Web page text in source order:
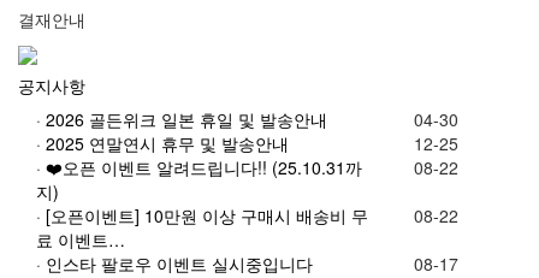
결재안내
공지사항
· 2026 골든위크 일본 휴일 및 발송안내
04-30
· 2025 연말연시 휴무 및 발송안내
12-25
· ❤️오픈 이벤트 알려드립니다!! (25.10.31까
지)
08-22
· [오픈이벤트] 10만원 이상 구매시 배송비 무
료 이벤트…
08-22
· 인스타 팔로우 이벤트 실시중입니다
08-17